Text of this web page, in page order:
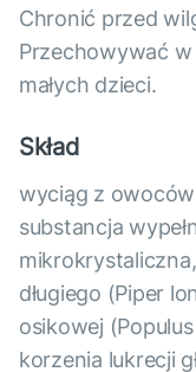
Chronić przed
Przechowywać
małych dzieci.
Skład
wyciąg z
substancja
długiego (Piper
osikowej
korzenia lukrecji